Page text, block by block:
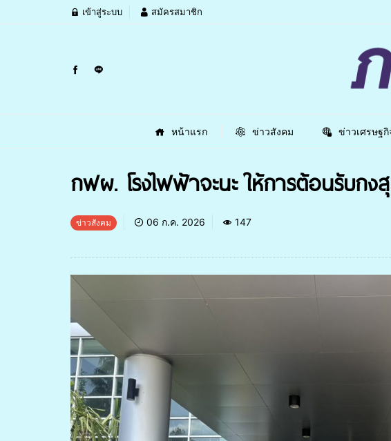
เข้าสู่ระบบ สมัครสมาชิก
หน้าแรก ข่าวสังคม ข่าวเศรษฐกิ
กฟผ. โรงไฟฟ้าจะนะ ให้การต้อนรับกง
ข่าวสังคม 06 ก.ค. 2026 147